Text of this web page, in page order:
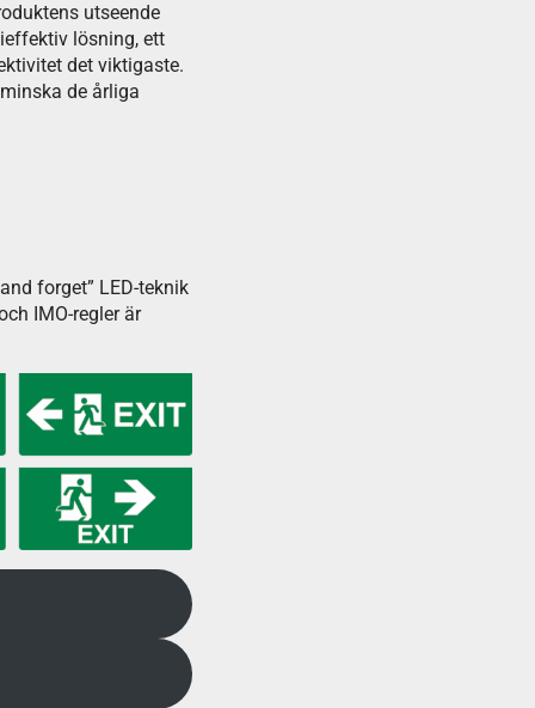
utseende
lösning, ett
det viktigaste.
de årliga
forget” LED-teknik
IMO-regler är